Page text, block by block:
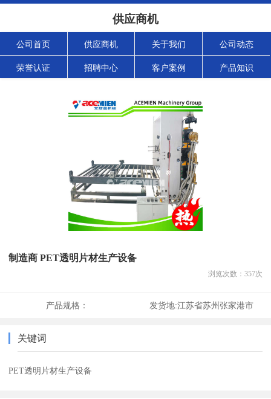
供应商机
公司首页 供应商机 关于我们 公司动态
荣誉认证 招聘中心 客户案例 产品知识
制造商 PET透明片材生产设备
浏览次数： 357次
产品规格： 发货地:江苏省苏州张家港市
关键词
PET透明片材生产设备